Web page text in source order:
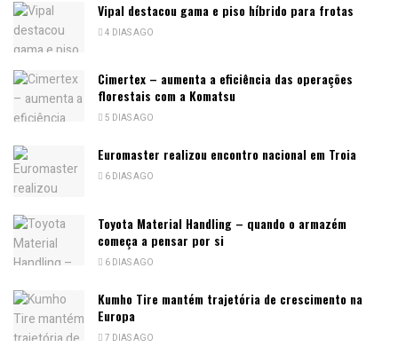
Vipal destacou gama e piso híbrido para frotas
4 DIAS AGO
Cimertex – aumenta a eficiência das operações
florestais com a Komatsu
5 DIAS AGO
Euromaster realizou encontro nacional em Troia
6 DIAS AGO
Toyota Material Handling – quando o armazém
começa a pensar por si
6 DIAS AGO
Kumho Tire mantém trajetória de crescimento na
Europa
7 DIAS AGO